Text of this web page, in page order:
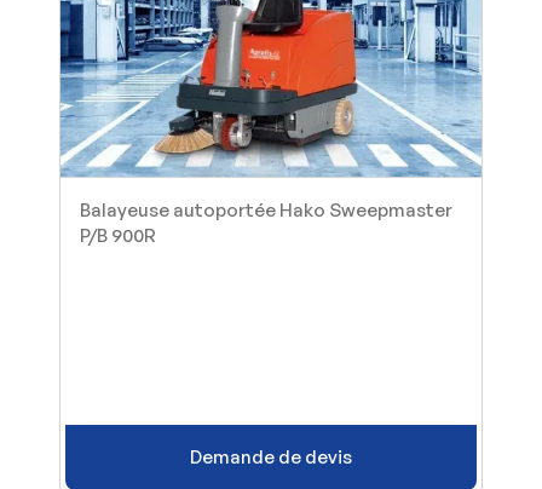
Balayeuse autoportée Hako Sweepmaster
P/B 900R
Demande de devis